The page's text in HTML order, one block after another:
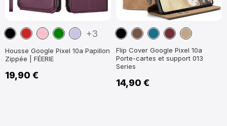
NoirRouge
RoseVertViolet
+3
Housse Google Pixel 10a Papillon
Zippée | FÉERIE
19,90 €
NoirMarron
BleuVin Marron
Flip Cover Google Pixel 10a
Porte-cartes et support 013
Series
14,90 €